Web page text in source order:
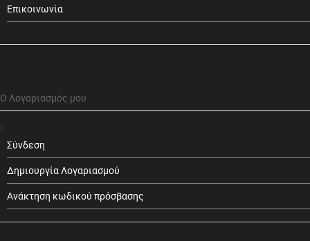
Επικοινωνία
Ο Λογαριασμός μου
Σύνδεση
Δημιουργία Λογαριασμού
Ανάκτηση κωδικού πρόσβασης